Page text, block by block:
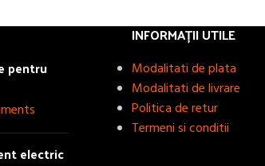
pentru
electric
INFORMAȚII UTILE
Modalitati de plata
Modalitati de livrare
Politica de retur
Termeni si conditii